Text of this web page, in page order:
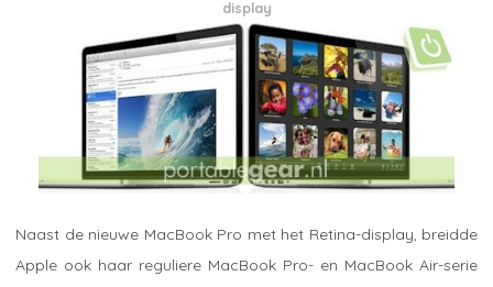
display
Naast de nieuwe MacBook Pro met het Retina-display, breidde
Apple ook haar reguliere MacBook Pro- en MacBook Air-serie